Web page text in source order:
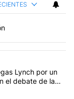
en los
impugnó a
Lynch por un
el debate de la